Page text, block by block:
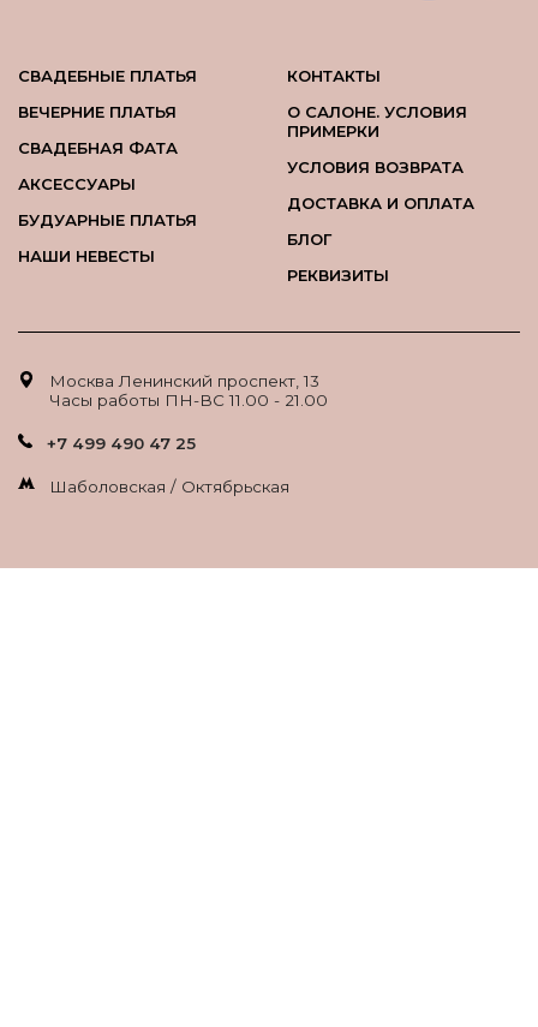
СВАДЕБНЫЕ ПЛАТЬЯ
ВЕЧЕРНИЕ ПЛАТЬЯ
СВАДЕБНАЯ ФАТА
АКСЕССУАРЫ
БУДУАРНЫЕ ПЛАТЬЯ
НАШИ НЕВЕСТЫ
КОНТАКТЫ
О САЛОНЕ. УСЛОВИЯ
ПРИМЕРКИ
УСЛОВИЯ ВОЗВРАТА
ДОСТАВКА И ОПЛАТА
БЛОГ
РЕКВИЗИТЫ
Москва Ленинский проспект, 13
Часы работы ПН-ВС 11.00 - 21.00
+7 499 490 47 25
Шаболовская / Октябрьская